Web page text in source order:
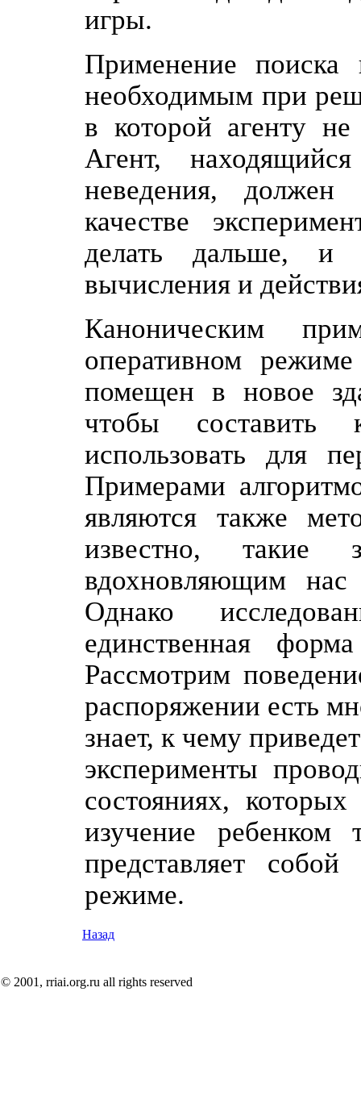
игры.
Применение поиска
необходимым при
в которой агенту
Агент,
неведения, должен
качестве
делать дальше, и
вычисления и
Каноническим
оперативном
помещен в новое
чтобы составить
использовать для
Примерами
являются также
известно, такие
вдохновляющим нас
Однако
единственная
Рассмотрим
распоряжении есть
знает, к чему
эксперименты
состояниях,
изучение ребенком
представляет
режиме.
Назад
© 2001, rriai.org.ru all rights reserved